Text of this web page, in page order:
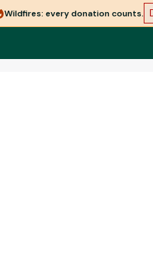
Wildfires: every donation counts.